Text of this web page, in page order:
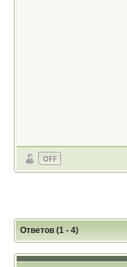
Ответов (1 - 4)